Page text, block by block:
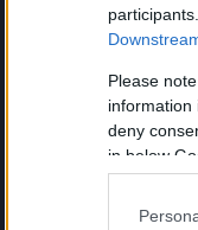
Please
information
deny
in below